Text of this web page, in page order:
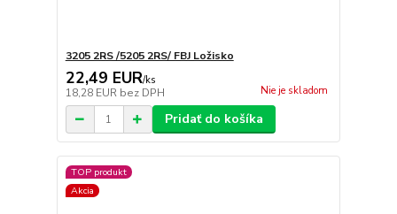
3205 2RS /5205 2RS/ FBJ Ložisko
22,49 EUR/ks
18,28 EUR bez DPH Nie je skladom
Pridať do košíka
TOP produkt
Akcia